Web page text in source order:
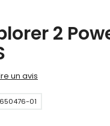
2
un avis
650476-01